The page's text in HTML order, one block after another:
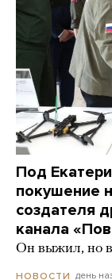
Под
покушение
создателя
канала
Он выжил, но
НОВОСТИ день